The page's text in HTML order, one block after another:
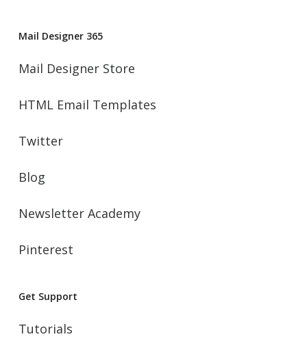
Mail Designer 365
Mail Designer Store
HTML Email Templates
Twitter
Blog
Newsletter Academy
Pinterest
Get Support
Tutorials